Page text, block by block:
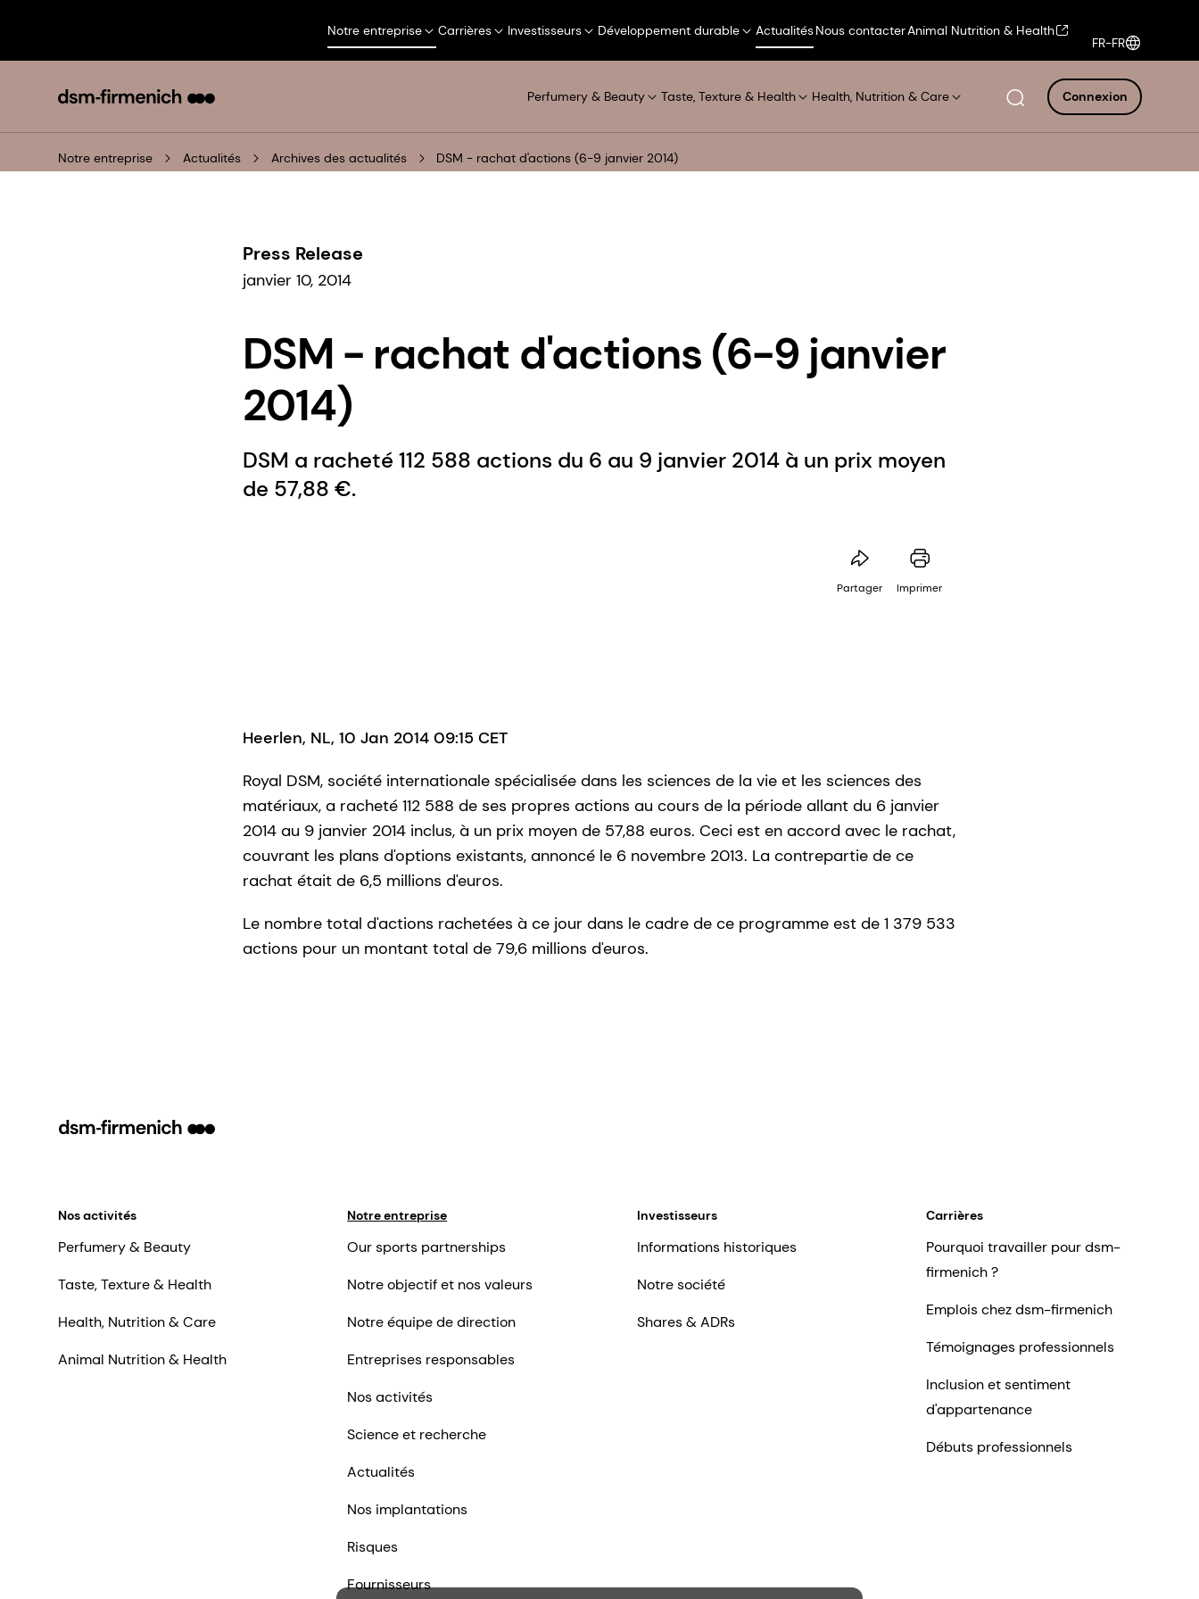
Notre entreprise Carrières Investisseurs Développement durable ActualitésNous contacterAnimal Nutrition & Health
FR-FR
Perfumery & Beauty Taste, Texture & Health Health, Nutrition & Care Connexion
Notre entreprise Actualités Archives des actualités DSM - rachat d'actions (6-9 janvier 2014)
Press Release
janvier 10, 2014
DSM - rachat d'actions (6-9 janvier
2014)
DSM a racheté 112 588 actions du 6 au 9 janvier 2014 à un prix moyen
de 57,88 €.
Partager Imprimer
Heerlen, NL, 10 Jan 2014 09:15 CET
Royal DSM, société internationale spécialisée dans les sciences de la vie et les sciences des
matériaux, a racheté 112 588 de ses propres actions au cours de la période allant du 6 janvier
2014 au 9 janvier 2014 inclus, à un prix moyen de 57,88 euros. Ceci est en accord avec le rachat,
couvrant les plans d'options existants, annoncé le 6 novembre 2013. La contrepartie de ce
rachat était de 6,5 millions d'euros.
Le nombre total d'actions rachetées à ce jour dans le cadre de ce programme est de 1 379 533
actions pour un montant total de 79,6 millions d'euros.
Nos activités
Perfumery & Beauty
Taste, Texture & Health
Health, Nutrition & Care
Animal Nutrition & Health
Notre entreprise
Our sports partnerships
Notre objectif et nos valeurs
Notre équipe de direction
Entreprises responsables
Nos activités
Science et recherche
Actualités
Nos implantations
Risques
Fournisseurs
Investisseurs
Informations historiques
Notre société
Shares & ADRs
Carrières
Pourquoi travailler pour dsm-
firmenich ?
Emplois chez dsm-firmenich
Témoignages professionnels
Inclusion et sentiment
d'appartenance
Débuts professionnels